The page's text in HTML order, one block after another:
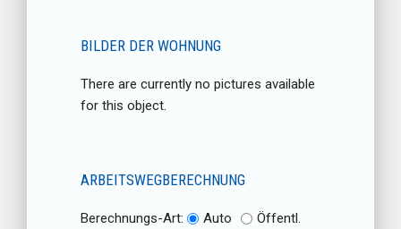
BILDER DER WOHNUNG
There are currently no pictures available
for this object.
ARBEITSWEGBERECHNUNG
Berechnungs-Art: Auto
Öffentl.